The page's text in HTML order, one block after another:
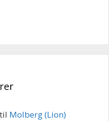
til Molberg (Lion)